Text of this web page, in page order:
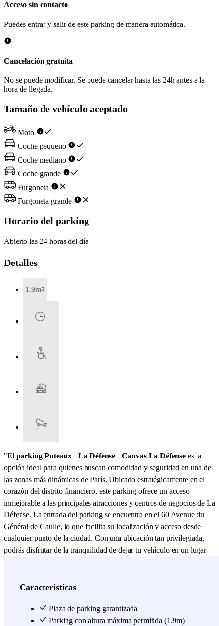
Acceso sin contacto
Puedes entrar y salir de este parking de manera automática.
Cancelación gratuita
No se puede modificar. Se puede cancelar hasta las 24h antes a la
hora de llegada.
Tamaño de vehículo aceptado
Moto
Coche pequeño
Coche mediano
Coche grande
Furgoneta
Furgoneta grande
Horario del parking
Abierto las 24 horas del día
Detalles
1.9m
"El parking Puteaux - La Défense - Canvas La Défense es la
opción ideal para quienes buscan comodidad y seguridad en una de
las zonas más dinámicas de París. Ubicado estratégicamente en el
corazón del distrito financiero, este parking ofrece un acceso
inmejorable a las principales atracciones y centros de negocios de La
Défense. La entrada del parking se encuentra en el 60 Avenue du
Général de Gaulle, lo que facilita su localización y acceso desde
cualquier punto de la ciudad. Con una ubicación tan privilegiada,
podrás disfrutar de la tranquilidad de dejar tu vehículo en un lugar
modernas instalaciones y su compromiso con la seguridad.
la protección de tu vehículo en todo momento. Además, cuenta con
personal de seguridad altamente capacitado que supervisa las
Características
Plaza de parking garantizada
Parking con altura máxima permitida (1.9m)